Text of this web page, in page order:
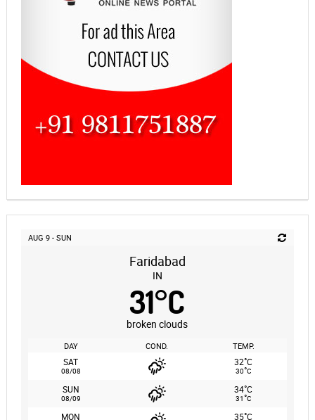
AUG 9 - SUN
Faridabad
IN
31°C
broken clouds
DAY COND. TEMP.
SAT
08/08
32°C
30°C
SUN
08/09
34°C
31°C
MON 35°C